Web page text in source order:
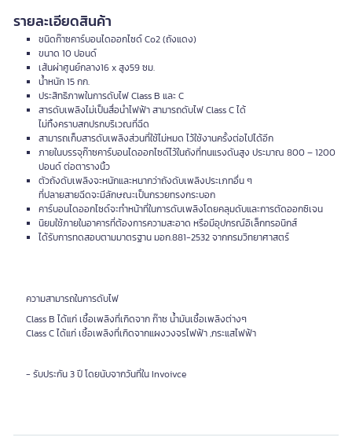
รายละเอียดสินค้า
ชนิดก๊าซคาร์บอนไดออกไซด์ Co2 (ถังแดง)
ขนาด 10 ปอนด์
เส้นผ่าศูนย์กลาง16 x สูง59 ซม.
น้ำหนัก 15 กก.
ประสิทธิภาพในการดับไฟ Class B และ C
สารดับเพลิงไม่เป็นสื่อนำไฟฟ้า สามารถดับไฟ Class C ได้
ไม่ทิ้งคราบสกปรกบริเวณที่ฉีด
สามารถเก็บสารดับเพลิงส่วนที่ใช้ไม่หมด ไว้ใช้งานครั้งต่อไปได้อีก
ภายในบรรจุก๊าซคาร์บอนไดออกไซด์ไว้ในถังที่ทนแรงดันสูง ประมาณ 800 – 1200
ปอนด์ ต่อตารางนิ้ว
ตัวถังดับเพลิงจะหนักและหนากว่าถังดับเพลิงประเภทอื่น ๆ
ที่ปลายสายฉีดจะมีลักษณะเป็นกรวยทรงกระบอก
คาร์บอนไดออกไซด์จะทำหน้าที่ในการดับเพลิงโดยคลุมดับและการตัดออกซิเจน
นิยมใช้ภายในอาคารที่ต้องการความสะอาด หรือมีอุปกรณ์อิเล็กทรอนิกส์
ได้รับการทดสอบตามมาตรฐาน มอก.881-2532 จากกรมวิทยาศาสตร์
ความสามารถในการดับไฟ
Class B ได้แก่ เชื้อเพลิงที่เกิดจาก ก๊าซ น้ำมันเชื้อเพลิงต่างๆ
Class C ได้แก่ เชื้อเพลิงที่เกิดจากแผงวงจรไฟฟ้า ,กระแสไฟฟ้า
- รับประกัน 3 ปี โดยนับจากวันที่ใน Invoivce